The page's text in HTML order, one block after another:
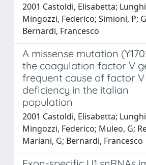
2001 Castoldi, Elisabetta;
Mingozzi, Federico; Simioni, P;
Bernardi, Francesco
A missense mutation
the coagulation factor V
frequent cause of factor V
deficiency in the italian
population
2001 Castoldi, Elisabetta;
Mingozzi, Federico; Muleo, G;
Mariani, G; Bernardi, Francesco